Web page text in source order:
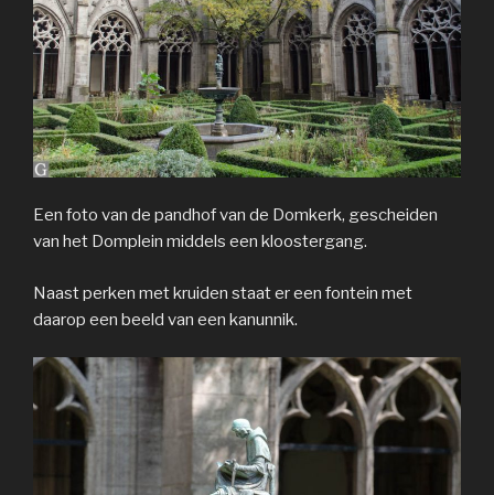
Een foto van de pandhof van de Domkerk, gescheiden
van het Domplein middels een kloostergang.
Naast perken met kruiden staat er een fontein met
daarop een beeld van een kanunnik.